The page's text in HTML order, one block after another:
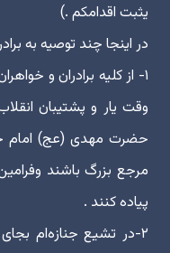
یثبت اقدامکم .)
در اینجا چند توصیه به
۱- از کلیه برادران و
وقت یار و پشتیبان
حضرت مهدی (عج) امام
مرجع بزرگ باشند
پیاده کنند .
۲-در تشیع جنازه‌ام بجای